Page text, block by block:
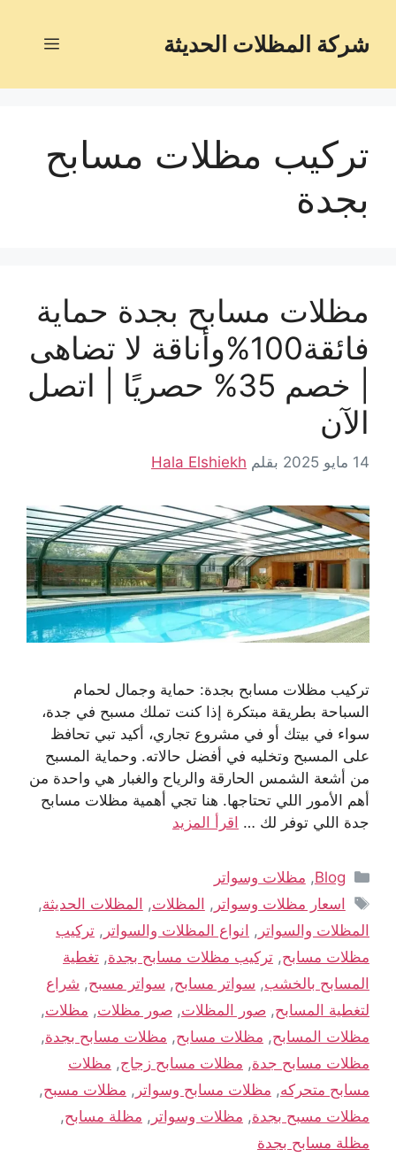
شركة المظلات الحديثة
تركيب مظلات مسابح
بجدة
مظلات مسابح بجدة حماية
فائقة100%وأناقة لا تضاهى
| خصم 35% حصريًا | اتصل
الآن
14 مايو 2025 بقلم Hala Elshiekh
تركيب مظلات مسابح بجدة: حماية وجمال لحمام
السباحة بطريقة مبتكرة إذا كنت تملك مسبح في جدة،
سواء في بيتك أو في مشروع تجاري، أكيد تبي تحافظ
على المسبح وتخليه في أفضل حالاته. وحماية المسبح
من أشعة الشمس الحارقة والرياح والغبار هي واحدة من
أهم الأمور اللي تحتاجها. هنا تجي أهمية مظلات مسابح
جدة اللي توفر لك … اقرأ المزيد
Blog
, مظلات وسواتر
اسعار مظلات وسواتر , المظلات, المظلات الحديثة,
المظلات والسواتر , انواع المظلات والسواتر , تركيب
مظلات مسابح, تركيب مظلات مسابح بجدة, تغطية
المسابح بالخشب, سواتر مسابح, سواتر مسبح, شراع
لتغطية المسابح, صور المظلات, صور مظلات, مظلات,
مظلات المسابح, مظلات مسابح, مظلات مسابح بجدة,
مظلات مسابح جدة, مظلات مسابح زجاج, مظلات
مسابح متحركه, مظلات مسابح وسواتر , مظلات مسبح,
مظلات مسبح بجدة, مظلات وسواتر , مظلة مسابح,
مظلة مسابح بجدة